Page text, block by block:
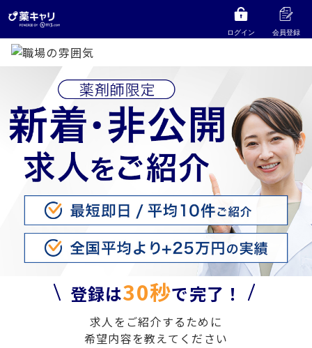
ログイン 会員登録
登録は30秒で完了！
求人をご紹介するために
希望内容を教えてください